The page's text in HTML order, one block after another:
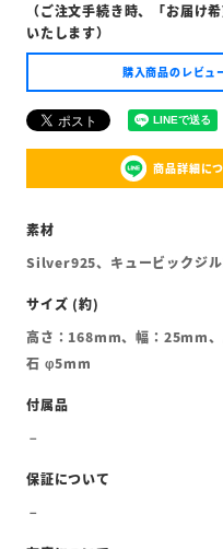
（ご注文手続き時、「お届け
いたします）
購入商品のレビュ
商品詳細に
Silver925、キュービックジ
高さ：168mm、幅：25mm
石 φ5mm